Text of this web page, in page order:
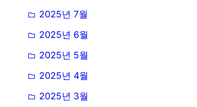
2025년 7월
2025년 6월
2025년 5월
2025년 4월
2025년 3월